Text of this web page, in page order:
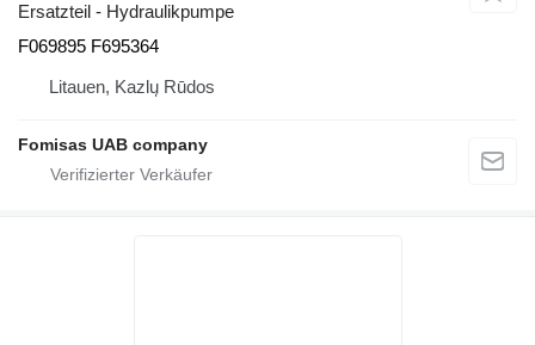
Ersatzteil - Hydraulikpumpe
F069895 F695364
Litauen, Kazlų Rūdos
Fomisas UAB company